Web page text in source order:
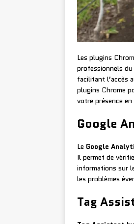
Les plugins
professionnels
facilitant l’accès
plugins Chrome
votre présence
Google
Le Google
Il permet de
informations sur
les problèmes
Tag